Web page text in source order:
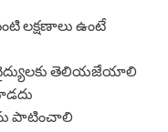
లక్షణాలు ఉంటే
తెలియజేయాలి
పాటించాలి